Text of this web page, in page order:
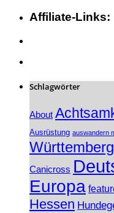
Affiliate-Links:
Schlagwörter
About
Ausrüstung auswandern
Württemberg
Canicross
Europa
Hessen